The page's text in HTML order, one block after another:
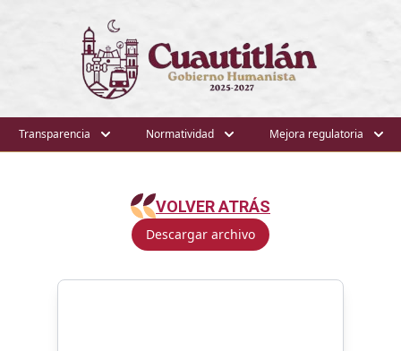
Transparencia Normatividad Mejora regulatoria
VOLVER ATRÁS
Descargar archivo